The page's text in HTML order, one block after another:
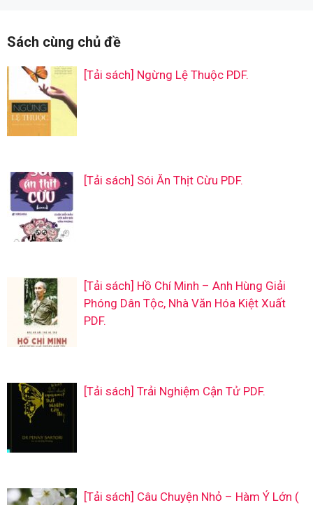
Sách cùng chủ đề
[Tải sách] Ngừng Lệ Thuộc PDF.
[Tải sách] Sói Ăn Thịt Cừu PDF.
[Tải sách] Hồ Chí Minh – Anh Hùng Giải
Phóng Dân Tộc, Nhà Văn Hóa Kiệt Xuất
PDF.
[Tải sách] Trải Nghiệm Cận Tử PDF.
[Tải sách] Câu Chuyện Nhỏ – Hàm Ý Lớn (